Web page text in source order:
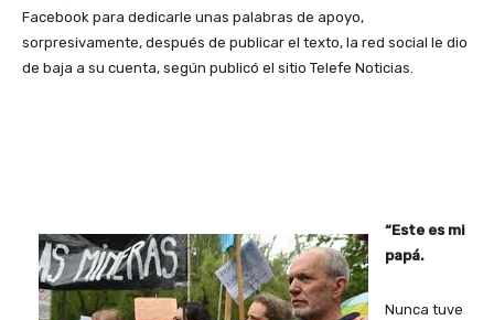
Facebook para dedicarle unas palabras de apoyo,
sorpresivamente, después de publicar el texto, la red social le dio
de baja a su cuenta, según publicó el sitio Telefe Noticias.
“Este es mi
papá.
Nunca tuve